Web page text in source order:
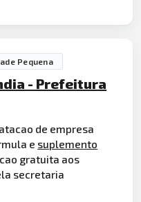
Pequena
- Prefeitura
de empresa
e suplemento
gratuita aos
secretaria